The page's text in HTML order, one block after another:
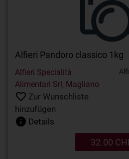
Alfieri Pandoro classico 1kg
Alfieri Specialità
Alimentari Srl, Magliano
Zur Wunschliste
hinzufügen
Details
32.00